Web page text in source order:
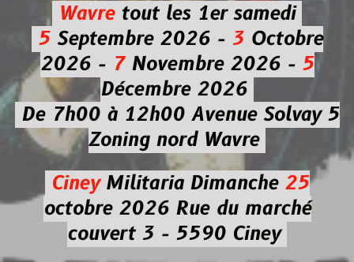
Wavretout les 1er samedi
5Septembre 2026 - 3Octobre
2026 -7Novembre 2026 - 5
Décembre 2026
De 7h00 à 12h00 Avenue Solvay 5
Zoning nord Wavre
CineyMilitaria Dimanche 25
octobre 2026Rue du marché
couvert 3 - 5590 Ciney